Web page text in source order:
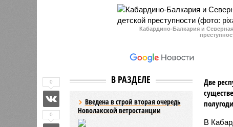
Кабардино-Балкария и
В РАЗДЕЛЕ
Введена в строй вторая очередь
Новолакской ветростанции
Две
В
0
0